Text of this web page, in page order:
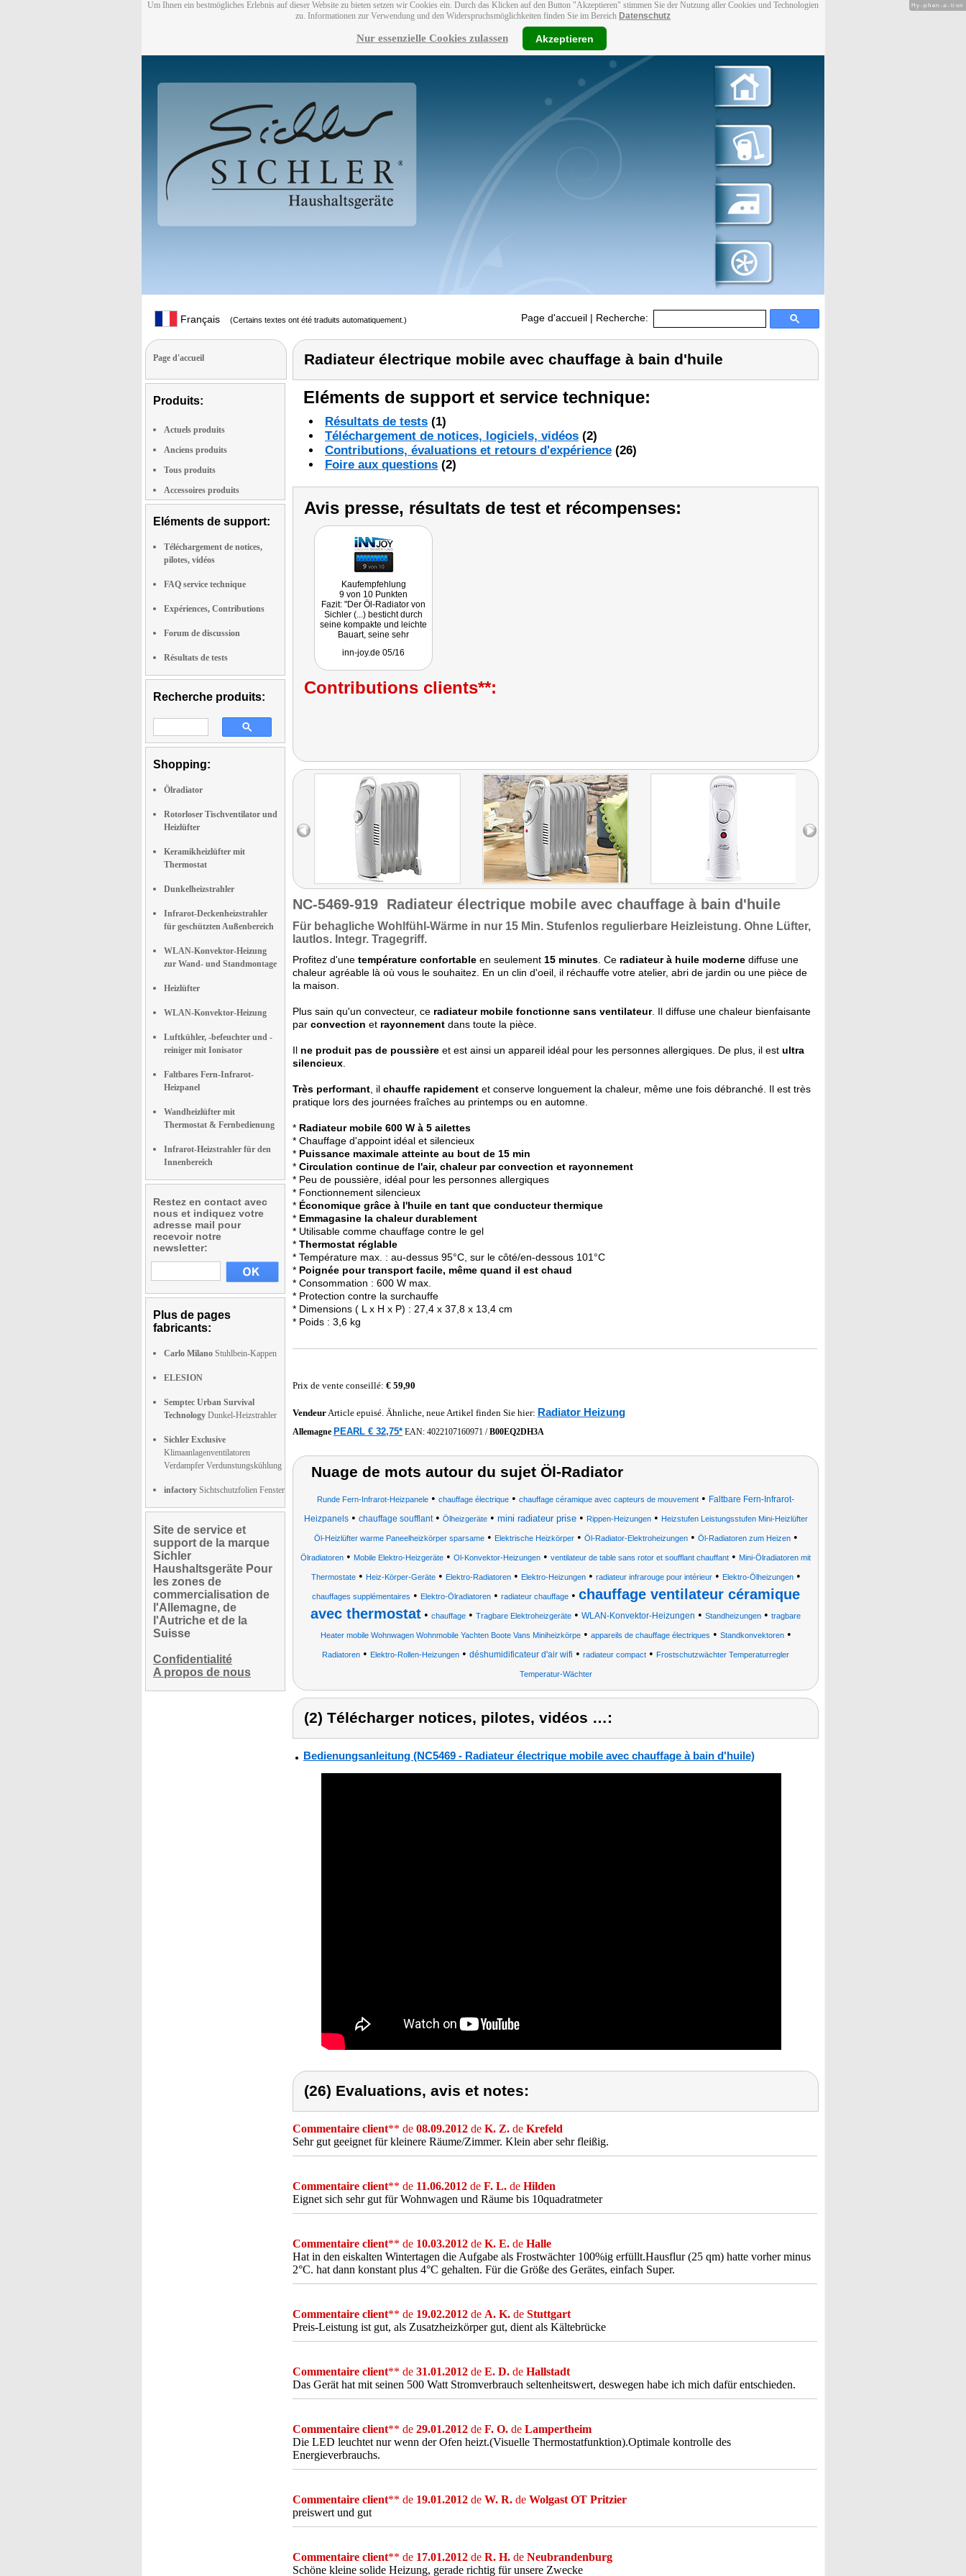
Um Ihnen ein bestmögliches Erlebnis auf dieser Website zu bieten setzen wir Cookies ein. Durch das Klicken auf den Button "Akzeptieren" stimmen Sie der Nutzung aller Cookies und Technologien
zu. Informationen zur Verwendung und den Widerspruchsmöglichkeiten finden Sie im Bereich Datenschutz
Nur essenzielle Cookies zulassen Akzeptieren
Français (Certains textes ont été traduits automatiquement.) Page d'accueil | Recherche:
Page d'accueil
Produits:
Actuels produits
Anciens produits
Tous produits
Accessoires produits
Eléments de support:
Téléchargement de notices,
pilotes, vidéos
FAQ service technique
Expériences, Contributions
Forum de discussion
Résultats de tests
Recherche produits:
Shopping:
Ölradiator
Rotorloser Tischventilator und
Heizlüfter
Keramikheizlüfter mit
Thermostat
Dunkelheizstrahler
Infrarot-Deckenheizstrahler
für geschützten Außenbereich
WLAN-Konvektor-Heizung
zur Wand- und Standmontage
Heizlüfter
WLAN-Konvektor-Heizung
Luftkühler, -befeuchter und -
reiniger mit Ionisator
Faltbares Fern-Infrarot-
Heizpanel
Wandheizlüfter mit
Thermostat & Fernbedienung
Infrarot-Heizstrahler für den
Innenbereich
Restez en contact avec
nous et indiquez votre
adresse mail pour
recevoir notre
newsletter:
Plus de pages
fabricants:
Carlo Milano Stuhlbein-Kappen
ELESION
Semptec Urban Survival
Technology Dunkel-Heizstrahler
Sichler Exclusive
Klimaanlagenventilatoren
Verdampfer Verdunstungskühlung
infactory Sichtschutzfolien Fenster
Site de service et
support de la marque
Sichler
Haushaltsgeräte Pour
les zones de
commercialisation de
l'Allemagne, de
l'Autriche et de la
Suisse
Confidentialité
A propos de nous
Radiateur électrique mobile avec chauffage à bain d'huile
Eléments de support et service technique:
Résultats de tests (1)
Téléchargement de notices, logiciels, vidéos (2)
Contributions, évaluations et retours d'expérience (26)
Foire aux questions (2)
Avis presse, résultats de test et récompenses:
Kaufempfehlung
9 von 10 Punkten
Fazit: "Der Öl-Radiator von
Sichler (...) besticht durch
seine kompakte und leichte
Bauart, seine sehr
schnelle Aufheizen von
inn-joy.de 05/16
Contributions clients**:
NC-5469-919 Radiateur électrique mobile avec chauffage à bain d'huile
Für behagliche Wohlfühl-Wärme in nur 15 Min. Stufenlos regulierbare Heizleistung. Ohne Lüfter,
lautlos. Integr. Tragegriff.
Profitez d'une température confortable en seulement 15 minutes . Ce radiateur à huile moderne diffuse une
chaleur agréable là où vous le souhaitez. En un clin d'oeil, il réchauffe votre atelier, abri de jardin ou une pièce de
la maison.
Plus sain qu'un convecteur, ce radiateur mobile fonctionne sans ventilateur. Il diffuse une chaleur bienfaisante
par convection et rayonnement dans toute la pièce.
Il ne produit pas de poussière et est ainsi un appareil idéal pour les personnes allergiques. De plus, il est ultra
silencieux
Très performant , il chauffe rapidement et conserve longuement la chaleur, même une fois débranché. Il est très
pratique lors des journées fraîches au printemps ou en automne.
* Radiateur mobile 600 W à 5 ailettes
* Chauffage d'appoint idéal et silencieux
* Puissance maximale atteinte au bout de 15 min
* Circulation continue de l'air, chaleur par convection et rayonnement
* Peu de poussière, idéal pour les personnes allergiques
* Fonctionnement silencieux
* Économique grâce à l'huile en tant que conducteur thermique
* Emmagasine la chaleur durablement
* Utilisable comme chauffage contre le gel
* Thermostat réglable
* Température max. : au-dessus 95°C, sur le côté/en-dessous 101°C
* Poignée pour transport facile, même quand il est chaud
* Consommation : 600 W max.
* Protection contre la surchauffe
* Dimensions ( L x H x P) : 27,4 x 37,8 x 13,4 cm
* Poids : 3,6 kg
Prix de vente conseillé: € 59,90
VendeurArticle epuisé. Ähnliche, neue Artikel finden Sie hier: Radiator Heizung
Allemagne PEARL € 32,75* EAN: 4022107160971 /B00EQ2DH3A
Nuage de mots autour du sujet Öl-Radiator
Runde Fern-Infrarot-Heizpanele • chauffage électrique • chauffage céramique avec capteurs de mouvement • Faltbare Fern-Infrarot-
Heizpanels• chauffage soufflant• Ölheizgeräte• mini radiateur prise• Rippen-Heizungen• Heizstufen Leistungsstufen Mini-Heizlüfter
Öl-Heizlüfter warme Paneelheizkörper sparsame• Elektrische Heizkörper• Öl-Radiator-Elektroheizungen• Öl-Radiatoren zum Heizen•
Ölradiatoren • Mobile Elektro-Heizgeräte • Ol-Konvektor-Heizungen • ventilateur de table sans rotor et soufflant chauffant • Mini-Ölradiatoren mit
Thermostate• Heiz-Körper-Geräte• Elektro-Radiatoren• Elektro-Heizungen• radiateur infrarouge pour intérieur• Elektro-Ölheizungen•
chauffages supplémentaires • Elektro-Ölradiatoren• radiateur chauffage• chauffage ventilateur céramique
avec thermostat • chauffage • Tragbare Elektroheizgeräte • WLAN-Konvektor-Heizungen • Standheizungen • tragbare
Heater mobile Wohnwagen Wohnmobile Yachten Boote Vans Miniheizkörpe• appareils de chauffage électriques • Standkonvektoren•
Radiatoren • Elektro-Rollen-Heizungen • déshumidificateur d'air wifi • radiateur compact • Frostschutzwächter Temperaturregler
Temperatur-Wächter
(2) Télécharger notices, pilotes, vidéos …:
Bedienungsanleitung (NC5469 - Radiateur électrique mobile avec chauffage à bain d'huile)
(26) Evaluations, avis et notes:
Commentaire client** de 08.09.2012 de K. Z. de Krefeld
Sehr gut geeignet für kleinere Räume/Zimmer. Klein aber sehr fleißig.
Commentaire client** de 11.06.2012 de F. L. de Hilden
Eignet sich sehr gut für Wohnwagen und Räume bis 10quadratmeter
Commentaire client** de 10.03.2012 de K. E. de Halle
Hat in den eiskalten Wintertagen die Aufgabe als Frostwächter 100%ig erfüllt.Hausflur (25 qm) hatte vorher minus
2°C. hat dann konstant plus 4°C gehalten. Für die Größe des Gerätes, einfach Super.
Commentaire client** de 19.02.2012 de A. K. de Stuttgart
Preis-Leistung ist gut, als Zusatzheizkörper gut, dient als Kältebrücke
Commentaire client** de 31.01.2012 de E. D. de Hallstadt
Das Gerät hat mit seinen 500 Watt Stromverbrauch seltenheitswert, deswegen habe ich mich dafür entschieden.
Commentaire client** de 29.01.2012 de F. O. de Lampertheim
Die LED leuchtet nur wenn der Ofen heizt.(Visuelle Thermostatfunktion).Optimale kontrolle des
Energieverbrauchs.
Commentaire client** de 19.01.2012 de W. R. de Wolgast OT Pritzier
preiswert und gut
Commentaire client** de 17.01.2012 de R. H. de Neubrandenburg
Schöne kleine solide Heizung, gerade richtig für unsere Zwecke
Hy-phen-a-tion